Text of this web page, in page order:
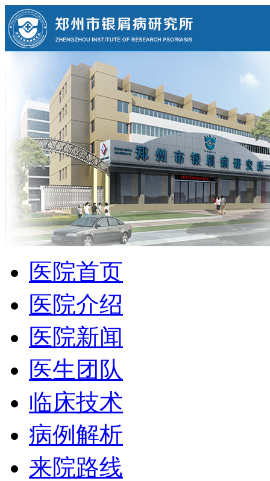
医院首页
医院介绍
医院新闻
医生团队
临床技术
病例解析
来院路线